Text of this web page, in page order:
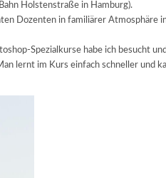
Holstenstraße in Hamburg).
Dozenten in familiärer Atmosphäre
Spezialkurse habe ich besucht
lernt im Kurs einfach schneller und